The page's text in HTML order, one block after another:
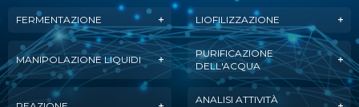
FERMENTAZIONE LIOFILIZZAZIONE
MANIPOLAZIONE LIQUIDI
PURIFICAZIONE
DELL'ACQUA
ANALISI ATTIVITÀ